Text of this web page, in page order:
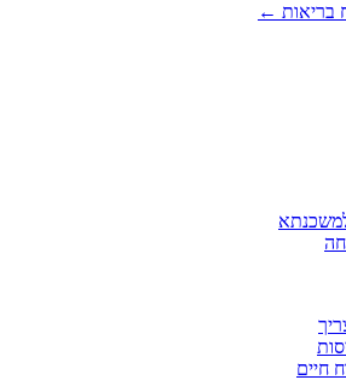
בריאות ←
חיים